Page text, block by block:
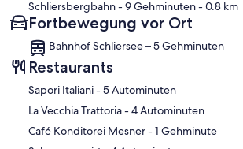
Schliersbergbahn- 9 Gehminuten- 0.8 km
Fortbewegung vor Ort
Bahnhof Schliersee – 5 Gehminuten
Restaurants
‪Sapori Italiani - ‬5 Autominuten
‪La Vecchia Trattoria - ‬4 Autominuten
‪Café Konditorei Mesner - ‬1 Gehminute